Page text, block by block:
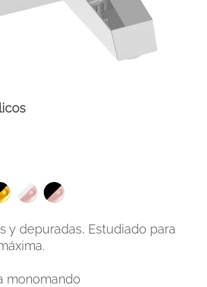
ENG
y depuradas, Estudiado para
monomando